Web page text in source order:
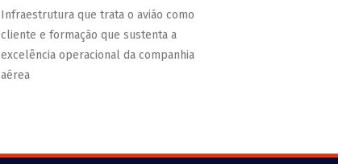
Infraestrutura que trata o avião como
cliente e formação que sustenta a
excelência operacional da companhia
aérea